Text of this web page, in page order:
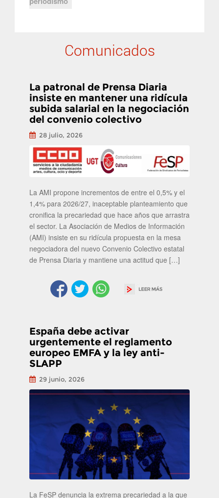
Comunicados
La patronal de Prensa Diaria
insiste en mantener una ridícula
subida salarial en la negociación
del convenio colectivo
28 julio, 2026
La AMI propone incrementos de entre el 0,5% y el
1,4% para 2026/27, inaceptable planteamiento que
cronifica la precariedad que hace años que arrastra
el sector. La Asociación de Medios de Información
(AMI) insiste en su ridícula propuesta en la mesa
negociadora del nuevo Convenio Colectivo estatal
de Prensa Diaria y mantiene una actitud que […]
España debe activar
urgentemente el reglamento
europeo EMFA y la ley anti-
SLAPP
29 junio, 2026
La FeSP denuncia la extrema precariedad a la que